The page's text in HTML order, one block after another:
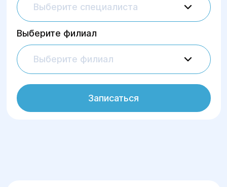
Выберите специалиста
Выберите филиал
Выберите филиал
Записаться